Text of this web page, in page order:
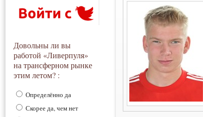
Довольны ли вы
работой «Ливерпуля»
на трансферном рынке
этим летом? :
Определённо да
Скорее да, чем нет